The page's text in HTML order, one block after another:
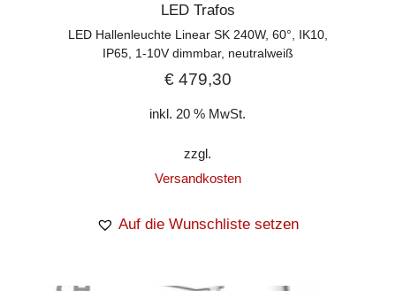
LED Trafos
LED Hallenleuchte Linear SK 240W, 60°, IK10,
IP65, 1-10V dimmbar, neutralweiß
€479,30
inkl. 20 % MwSt.
zzgl.
Versandkosten
Auf die Wunschliste setzen